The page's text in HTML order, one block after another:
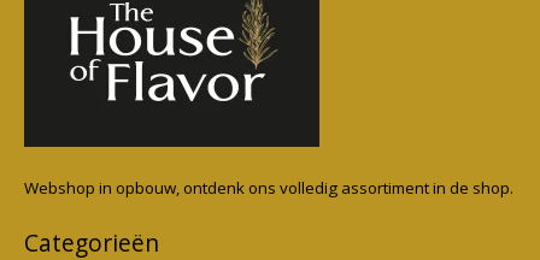
Webshop in opbouw, ontdenk ons volledig assortiment in de shop.
Categorieën